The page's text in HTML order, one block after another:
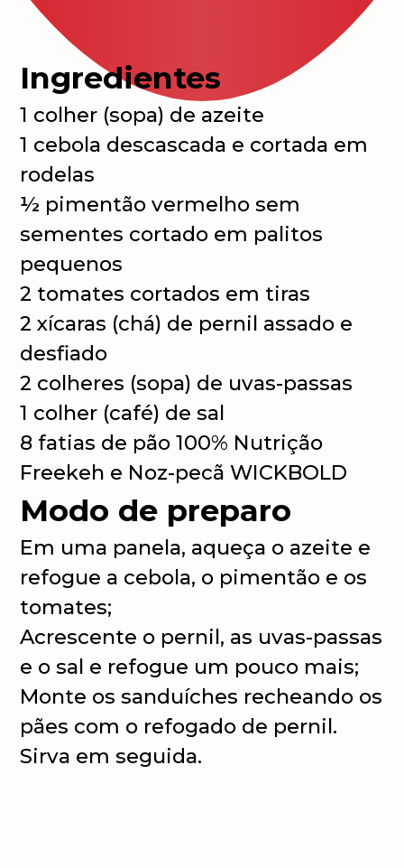
Ingredientes
1 colher (sopa) de azeite
1 cebola descascada e cortada em
rodelas
½ pimentão vermelho sem
sementes cortado em palitos
pequenos
2 tomates cortados em tiras
2 xícaras (chá) de pernil assado e
desfiado
2 colheres (sopa) de uvas-passas
1 colher (café) de sal
8 fatias de pão 100% Nutrição
Freekeh e Noz-pecã WICKBOLD
Modo de preparo
Em uma panela, aqueça o azeite e
refogue a cebola, o pimentão e os
tomates;
Acrescente o pernil, as uvas-passas
e o sal e refogue um pouco mais;
Monte os sanduíches recheando os
pães com o refogado de pernil.
Sirva em seguida.